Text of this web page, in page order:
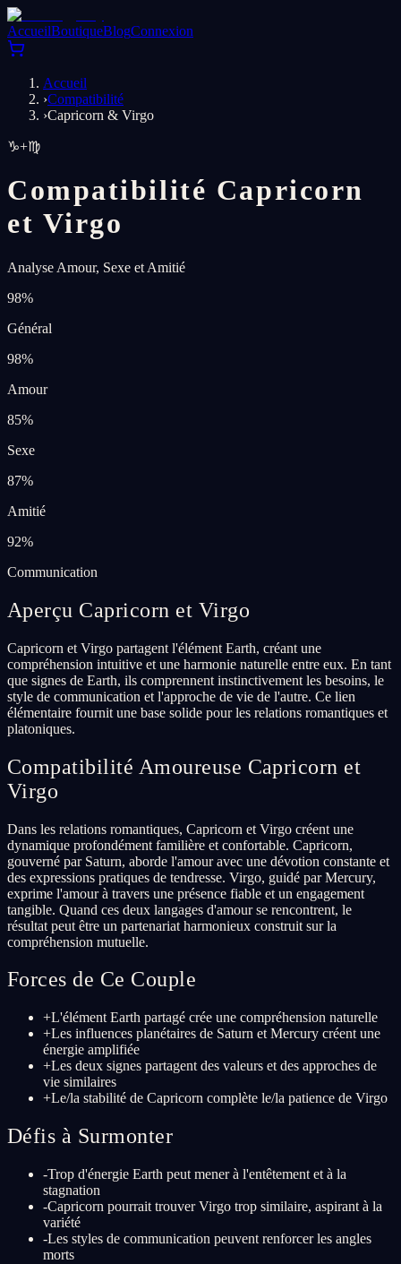
AccueilBoutiqueBlogConnexion
Accueil
›Compatibilité
›Capricorn & Virgo
♑+♍
Compatibilité Capricorn
et Virgo
Analyse Amour, Sexe et Amitié
98%
Général
98%
Amour
85%
Sexe
87%
Amitié
92%
Communication
Aperçu Capricorn et Virgo
Capricorn et Virgo partagent l'élément Earth, créant une
compréhension intuitive et une harmonie naturelle entre eux. En tant
que signes de Earth, ils comprennent instinctivement les besoins, le
style de communication et l'approche de vie de l'autre. Ce lien
élémentaire fournit une base solide pour les relations romantiques et
platoniques.
Compatibilité Amoureuse Capricorn et
Virgo
Dans les relations romantiques, Capricorn et Virgo créent une
dynamique profondément familière et confortable. Capricorn,
gouverné par Saturn, aborde l'amour avec une dévotion constante et
des expressions pratiques de tendresse. Virgo, guidé par Mercury,
exprime l'amour à travers une présence fiable et un engagement
tangible. Quand ces deux langages d'amour se rencontrent, le
résultat peut être un partenariat harmonieux construit sur la
compréhension mutuelle.
Forces de Ce Couple
+L'élément Earth partagé crée une compréhension naturelle
+Les influences planétaires de Saturn et Mercury créent une
énergie amplifiée
+Les deux signes partagent des valeurs et des approches de
vie similaires
+Le/la stabilité de Capricorn complète le/la patience de Virgo
Défis à Surmonter
-Trop d'énergie Earth peut mener à l'entêtement et à la
stagnation
-Capricorn pourrait trouver Virgo trop similaire, aspirant à la
variété
-Les styles de communication peuvent renforcer les angles
morts